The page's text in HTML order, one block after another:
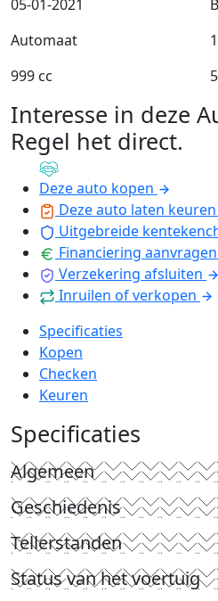
05-01-2021
Automaat
999 cc
Interesse in deze
Regel het direct.
Deze auto kopen
Deze auto laten keuren
Uitgebreide
Financiering aanvragen
Verzekering afsluiten
Inruilen of verkopen
Specificaties
Kopen
Checken
Keuren
Specificaties
Algemeen
Geschiedenis
Tellerstanden
Status van het voertuig